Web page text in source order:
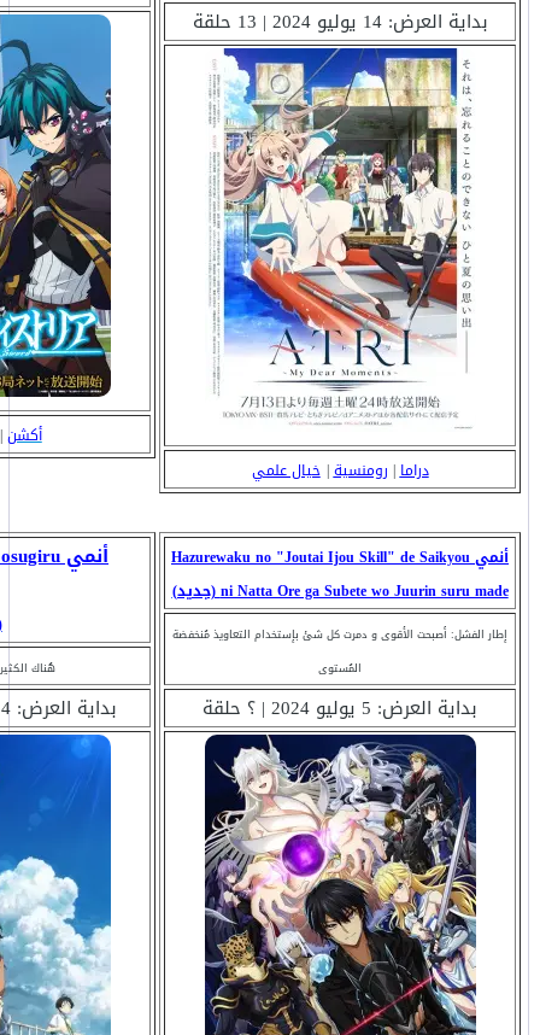
بداية العرض: 14 يوليو 2024 | 13 حلقة
دراما| رومنسية| خيال علمي
أكشن |
أنمي Hazurewaku no "Joutai Ijou Skill" de Saikyou
ni Natta Ore ga Subete wo Juurin suru made (جديد)
إطار الفشل: أصبحت الأقوى و دمرت كل شئ بإستخدام التعاويذ مُنخفضة
المُستوى
بداية العرض: 5 يوليو 2024 | ؟ حلقة
أنمي Make Heroine ga Oosugiru
هُناك
بداية العرض: 14 يوليو 2024 | ؟ حلقة